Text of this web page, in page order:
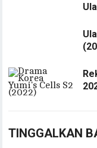
TINGGALKAN